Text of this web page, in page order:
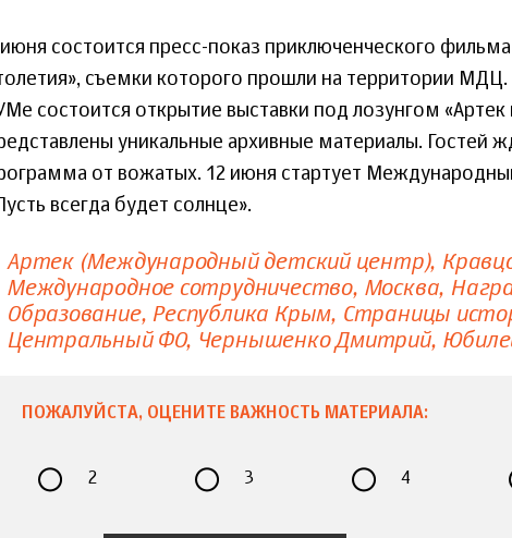
состоится пресс-показ приключенческого фильма
съемки которого прошли на территории
состоится открытие выставки под лозунгом «Артек
уникальные архивные материалы. Гостей
от вожатых. 12 июня стартует
всегда будет солнце».
Артек (Международный детский центр)
Международное сотрудничество Москва
Образование Республика Крым Страницы
Центральный ФО Чернышенко Дмитрий
ПОЖАЛУЙСТА, ОЦЕНИТЕ ВАЖНОСТЬ МАТЕРИАЛА:
2 3 4